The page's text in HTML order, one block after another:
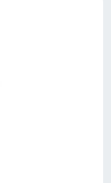
мальчиков.